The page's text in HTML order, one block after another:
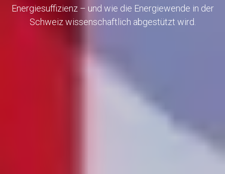
Energiesuffizienz – und wie die Energiewende in der
Schweiz wissenschaftlich abgestützt wird.